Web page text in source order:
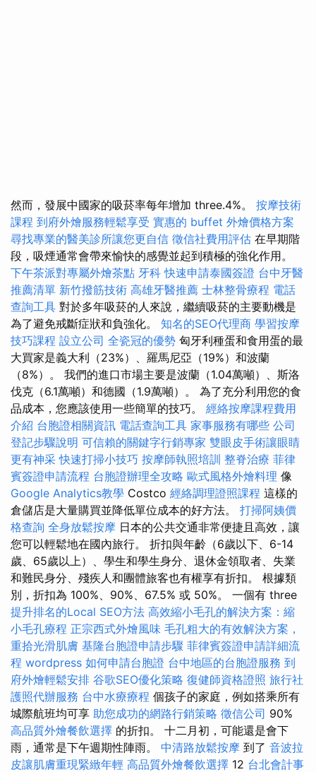
然而，發展中國家的吸菸率每年增加 three.4%。 按摩技術
課程 到府外燴服務輕鬆享受 實惠的 buffet 外燴價格方案
尋找專業的醫美診所讓您更自信 徵信社費用評估 在早期階
段，吸煙通常會帶來愉快的感覺並起到積極的強化作用。
下午茶派對專屬外燴茶點 牙科 快速申請泰國簽證 台中牙醫
推薦清單 新竹撥筋技術 高雄牙醫推薦 士林整骨療程 電話
查詢工具 對於多年吸菸的人來說，繼續吸菸的主要動機是
為了避免戒斷症狀和負強化。 知名的SEO代理商 學習按摩
技巧課程 設立公司 全瓷冠的優勢 匈牙利種蛋和食用蛋的最
大買家是義大利（23%）、羅馬尼亞（19%）和波蘭
（8%）。 我們的進口市場主要是波蘭（1.04萬噸）、斯洛
伐克（6.1萬噸）和德國（1.9萬噸）。 為了充分利用您的食
品成本，您應該使用一些簡單的技巧。 經絡按摩課程費用
介紹 台胞證相關資訊 電話查詢工具 家事服務有哪些 公司
登記步驟說明 可信賴的關鍵字行銷專家 雙眼皮手術讓眼睛
更有神采 快速打掃小技巧 按摩師執照培訓 整脊治療 菲律
賓簽證申請流程 台胞證辦理全攻略 歐式風格外燴料理 像
Google Analytics教學 Costco 經絡調理證照課程 這樣的
倉儲店是大量購買並降低單位成本的好方法。 打掃阿姨價
格查詢 全身放鬆按摩 日本的公共交通非常便捷且高效，讓
您可以輕鬆地在國內旅行。 折扣與年齡（6歲以下、6-14
歲、65歲以上）、學生和學生身分、退休金領取者、失業
和難民身分、殘疾人和團體旅客也有權享有折扣。 根據類
別，折扣為 100%、90%、67.5% 或 50%。 一個有 three
提升排名的Local SEO方法 高效縮小毛孔的解決方案：縮
小毛孔療程 正宗西式外燴風味 毛孔粗大的有效解決方案，
重拾光滑肌膚 基隆台胞證申請步驟 菲律賓簽證申請詳細流
程 wordpress 如何申請台胞證 台中地區的台胞證服務 到
府外燴輕鬆安排 谷歌SEO優化策略 復健師資格證照 旅行社
護照代辦服務 台中水療療程 個孩子的家庭，例如搭乘所有
城際航班均可享 助您成功的網路行銷策略 徵信公司 90%
高品質外燴餐飲選擇 的折扣。 十二月初，可能還是會下
雨，通常是下午週期性陣雨。 中清路放鬆按摩 到了 音波拉
皮讓肌膚重現緊緻年輕 高品質外燴餐飲選擇 12 台北會計事